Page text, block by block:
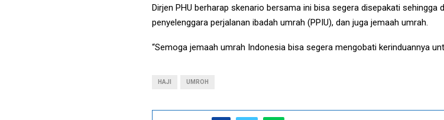
Dirjen PHU berharap skenario bersama ini bisa segera disepakati sehingga
penyelenggara perjalanan ibadah umrah (PPIU), dan juga jemaah umrah.
“Semoga jemaah umrah Indonesia bisa segera mengobati kerinduannya
HAJI UMROH